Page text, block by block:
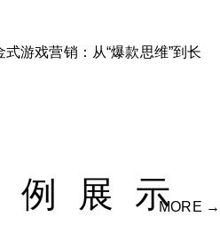
式游戏营销：从“爆款思维”到长
例展示
MORE →